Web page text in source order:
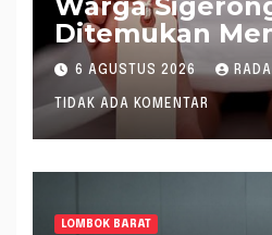
Ditemukan
saat Setrum
Sungai
6 AGUSTUS 2026
TIDAK ADA KOMENTAR
LOMBOK BARAT